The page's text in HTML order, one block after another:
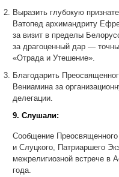
Выразить глубокую
Ватопед архимандриту
за визит в пределы
за драгоценный дар —
«Отрада и Утешение».
Благодарить
Вениамина за
делегации.
9. Слушали:
Сообщение
и Слуцкого, Патриаршего
межрелигиозной встрече в
года.